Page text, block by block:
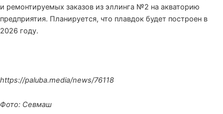
и ремонтируемых заказов из эллинга №2 на акваторию
предприятия. Планируется, что плавдок будет построен в
2026 году.
https://paluba.media/news/76118
Фото: Севмаш